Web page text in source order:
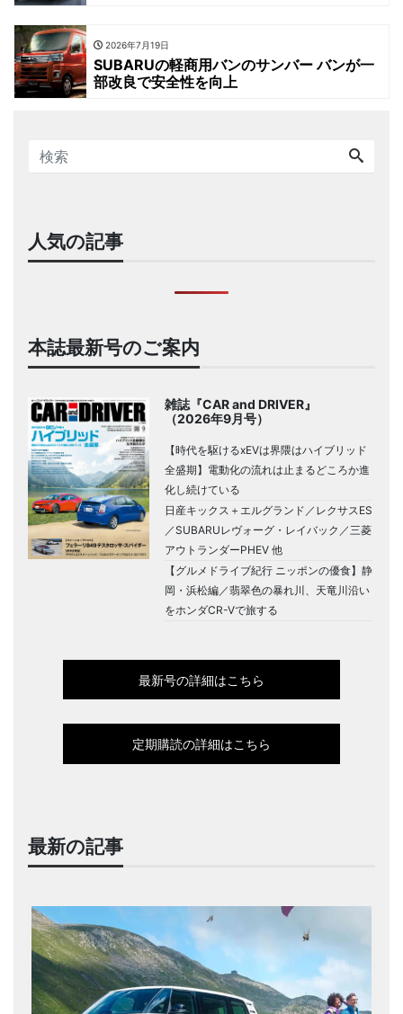
2026年7月19日
SUBARUの軽商用バンのサンバー バンが一
部改良で安全性を向上
人気の記事
本誌最新号のご案内
雑誌『CAR and DRIVER』
（2026年9月号）
【時代を駆けるxEVは界隈はハイブリッド
全盛期】電動化の流れは止まるどころか進
化し続けている
日産キックス＋エルグランド／レクサスES
／SUBARUレヴォーグ・レイバック／三菱
アウトランダーPHEV 他
【グルメドライブ紀行 ニッポンの優食】静
岡・浜松編／翡翠色の暴れ川、天竜川沿い
をホンダCR-Vで旅する
最新号の詳細はこちら
定期購読の詳細はこちら
最新の記事